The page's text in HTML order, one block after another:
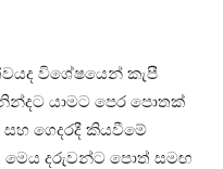
විශේෂයෙන් කැපී
යාමට පෙර පොතක්
ගෙදරදී කියවීමේ
මෙය දරුවන්ට පොත් සමඟ